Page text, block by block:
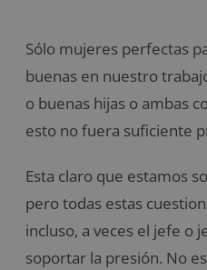
Sólo mujeres perfectas
buenas en nuestro
o buenas hijas o ambas
esto no fuera suficiente
Esta claro que estamos
pero todas estas
incluso, a veces el jefe o
soportar la presión. No